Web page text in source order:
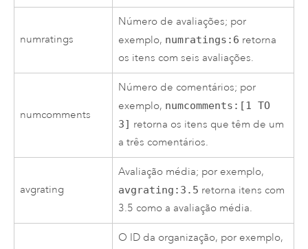
numratings
Número de avaliações; por
exemplo, numratings:6 retorna
os itens com seis avaliações.
numcomments
Número de comentários; por
exemplo, numcomments:[1 TO
3] retorna os itens que têm de um
a três comentários.
avgrating
Avaliação média; por exemplo,
avgrating:3.5 retorna itens com
3.5 como a avaliação média.
O ID da organização, por exemplo,